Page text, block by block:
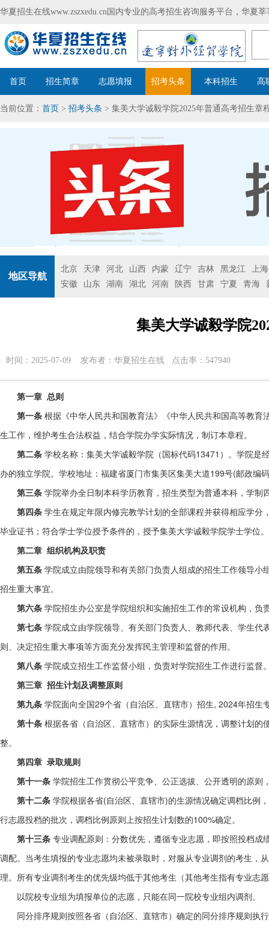
华夏招生在线www.zszxedu.cn国内专业的高考招生咨询服务平台，华夏
首页 招生简章 志愿填报 招考头条 本科招生 高
当前位置： 首页 > 招考头条 > 集美大学诚毅学院2025年普通高考招生章
地区导航
北京 天津 河北 山西 内蒙 辽宁 吉林 黑龙江
上海
安徽
山东 湖南 湖北 河南 陕西 甘肃 宁夏 青海
集美大学诚毅学院
时间：2025-07-09 发布者： 华夏招生在线 点击率：547940
第一章 总则
第一条 根据《中华人民共和国教育法》《中华人民共和国高等教
生工作，维护考生合法权益，结合学院办学实际情况，制订本章程。
第二条 学校名称：集美大学诚毅学院（国标代码13471）。学院是
办的独立学院。学校地址：福建省厦门市集美区集美大道199号(邮政编
第三条 学院举办全日制本科学历教育，招生类型为普通本科，学制
第四条 学生在规定年限内修完教学计划的全部课程并获得相应学
毕业证书；符合学士学位授予条件的，授予集美大学诚毅学院学士学位。
第二章 组织机构及职责
第五条 学院成立由院领导和有关部门负责人组成的招生工作领导
招生重大事宜。
第六条 学院招生办公室是学院组织和实施招生工作的常设机构，负
第七条 学院成立由学院领导、有关部门负责人、教师代表、学生
则、决定招生重大事项等方面充分发挥民主管理和监督的作用。
第八条 学院成立招生工作监督小组，负责对学院招生工作进行监督
第三章 招生计划及调整原则
第九条 学院面向全国29个省（自治区、直辖市）招生, 2024年招
第十条 根据各省（自治区、直辖市）的实际生源情况，调整计划
整。
第四章 录取规则
第十一条 学院招生工作贯彻公平竞争、公正选拔、公开透明的原
第十二条 学院根据各省(自治区、直辖市)的生源情况确定调档比例
行志愿投档的批次，调档比例原则上按招生计划数的100%确定。
第十三条 专业调配原则：分数优先，遵循专业志愿，即按照投档
调配。当考生填报的专业志愿均未被录取时，对服从专业调剂的考生，
理。所有专业调剂考生的优先级均低于其他考生（其他考生指有专业志
以院校专业组为填报单位的志愿，只能在同一院校专业组内调剂。
同分排序规则按照各省（自治区、直辖市）确定的同分排序规则执